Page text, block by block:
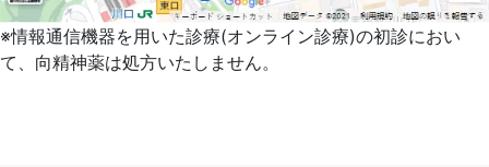
※情報通信機器を用いた診療(オンライン診療)の初診におい
て、向精神薬は処方いたしません。